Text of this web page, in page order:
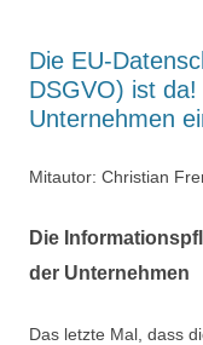
Die EU-
DSGVO) ist
Unternehmen
Mitautor: Christian
Die
der Unternehmen
Das letzte Mal, dass